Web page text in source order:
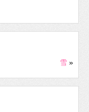
雪 »